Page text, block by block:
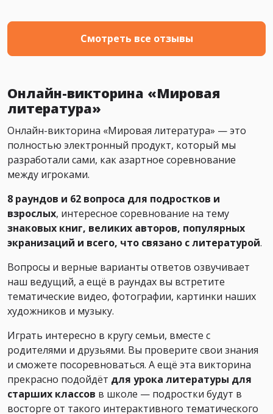
Смотреть все отзывы
Онлайн-викторина «Мировая
литература»
Онлайн-викторина «Мировая литература» — это
полностью электронный продукт, который мы
разработали сами, как азартное соревнование
между игроками.
8 раундов и 62 вопроса для подростков и
взрослых, интересное соревнование на тему
знаковых книг, великих авторов, популярных
экранизаций и всего, что связано с литературой.
Вопросы и верные варианты ответов озвучивает
наш ведущий, а ещё в раундах вы встретите
тематические видео, фотографии, картинки наших
художников и музыку.
Играть интересно в кругу семьи, вместе с
родителями и друзьями. Вы проверите свои знания
и сможете посоревноваться. А ещё эта викторина
прекрасно подойдёт для урока литературы для
старших классов в школе — подростки будут в
восторге от такого интерактивного тематического